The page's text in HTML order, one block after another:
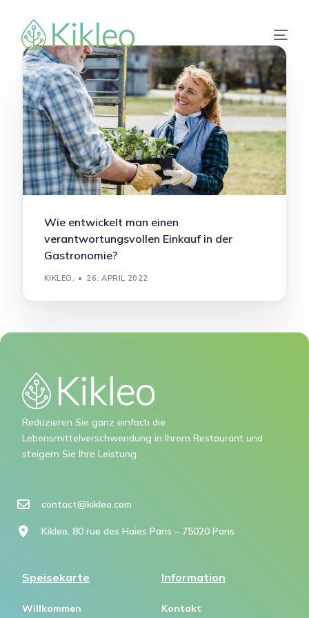
Wie entwickelt man einen
verantwortungsvollen Einkauf in der
Gastronomie?
KIKLEO, 26. APRIL 2022
Reduzieren Sie ganz einfach die
Lebensmittelverschwendung in Ihrem Restaurant und
steigern Sie Ihre Leistung.
contact@kikleo.com​
Kikleo, 80 rue des Haies Paris – 75020 Paris
Speisekarte
Willkommen
Information
Kontakt